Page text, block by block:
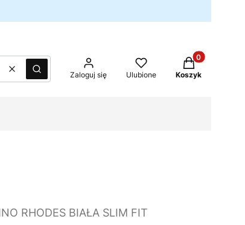
WyczyśćSzukaj Zaloguj się Ulubione
Produkty w
Koszyk
RHODES BIAŁA SLIM FIT